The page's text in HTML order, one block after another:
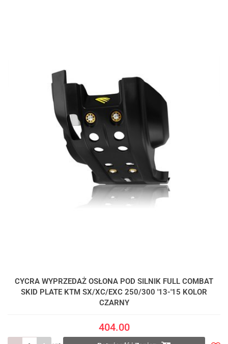
CYCRA WYPRZEDAŻ OSŁONA POD SILNIK FULL COMBAT
SKID PLATE KTM SX/XC/EXC 250/300 '13-'15 KOLOR
CZARNY
404.00